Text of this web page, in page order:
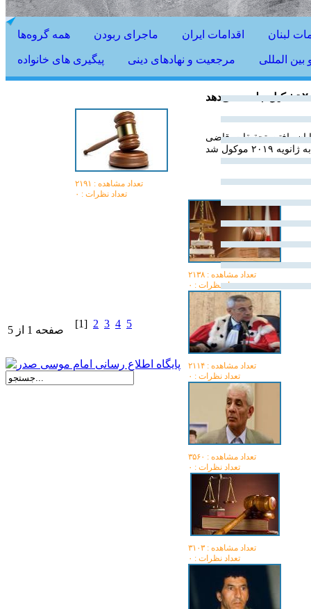
همه گروه‌ها ماجرای ربودن اقدامات ایران لبنان
پیگیری های خانواده مرجعیت و نهادهای دینی المللی
یافتن تحقیقات قاضی
تعداد مشاهده :‌ ۲۱۹۱
تعداد نظرات : ۰
تعداد مشاهده :‌ ۲۱۳۸
تعداد نظرات : ۰
تعداد مشاهده :‌ ۲۱۱۴
تعداد نظرات : ۰
تعداد مشاهده :‌ ۳۵۶۰
تعداد نظرات : ۰
تعداد مشاهده :‌ ۳۱۰۳
تعداد نظرات : ۰
صفحه 1 از 5
[1] 2 3 4 5